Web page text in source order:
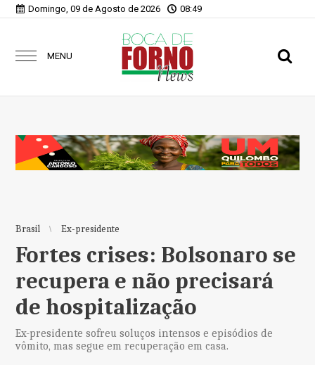
Domingo, 09 de Agosto de 2026 08:49
MENU
Brasil Ex-presidente
Fortes crises: Bolsonaro se
recupera e não precisará
de hospitalização
Ex-presidente sofreu soluços intensos e episódios de
vômito, mas segue em recuperação em casa.